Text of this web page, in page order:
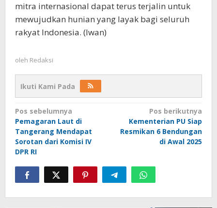
mitra internasional dapat terus terjalin untuk
mewujudkan hunian yang layak bagi seluruh
rakyat Indonesia. (Iwan)
oleh Redaksi
Ikuti Kami Pada
Navigasi
pos
Pos sebelumnya
Pemagaran Laut di
Tangerang Mendapat
Sorotan dari Komisi IV
DPR RI
Pos berikutnya
Kementerian PU Siap
Resmikan 6 Bendungan
di Awal 2025